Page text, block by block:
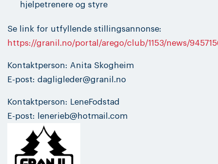
hjelpetrenere og styre
Se link for utfyllende stillingsannonse:
https://granil.no/portal/arego/club/1153/news/
Kontaktperson: Anita Skogheim
E-post: dagligleder@granil.no
Kontaktperson: LeneFodstad
E-post: lenerieb@hotmail.com